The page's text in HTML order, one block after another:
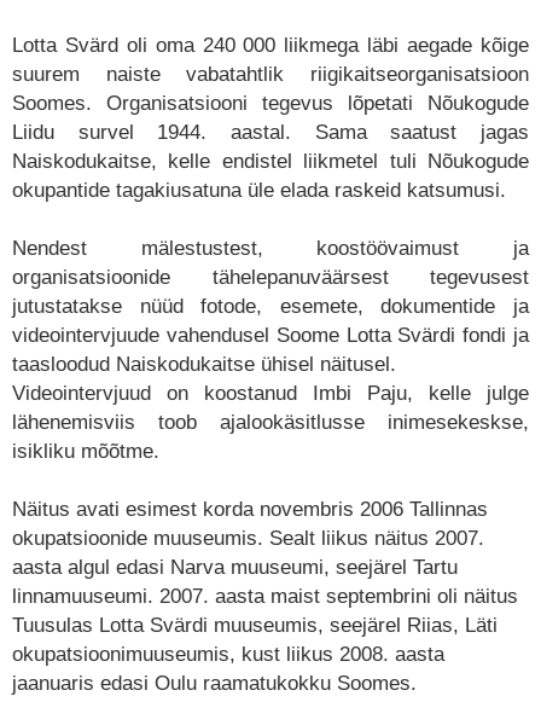
Lotta Svärd oli oma 240 000 liikmega läbi aegade kõige
suurem naiste vabatahtlik riigikaitseorganisatsioon
Soomes. Organisatsiooni tegevus lõpetati Nõukogude
Liidu survel 1944. aastal. Sama saatust jagas
Naiskodukaitse, kelle endistel liikmetel tuli Nõukogude
okupantide tagakiusatuna üle elada raskeid katsumusi.
Nendest mälestustest, koostöövaimust ja
organisatsioonide tähelepanuväärsest tegevusest
jutustatakse nüüd fotode, esemete, dokumentide ja
videointervjuude vahendusel Soome Lotta Svärdi fondi ja
taasloodud Naiskodukaitse ühisel näitusel.
Videointervjuud on koostanud Imbi Paju, kelle julge
lähenemisviis toob ajalookäsitlusse inimesekeskse,
isikliku mõõtme.
Näitus avati esimest korda novembris 2006 Tallinnas
okupatsioonide muuseumis. Sealt liikus näitus 2007.
aasta algul edasi Narva muuseumi, seejärel Tartu
linnamuuseumi. 2007. aasta maist septembrini oli näitus
Tuusulas Lotta Svärdi muuseumis, seejärel Riias, Läti
okupatsioonimuuseumis, kust liikus 2008. aasta
jaanuaris edasi Oulu raamatukokku Soomes.